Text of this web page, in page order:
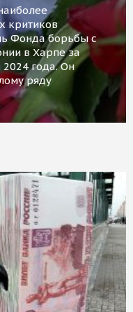
критиков
Фонда борьбы с
в Харпе за
года. Он
ряду